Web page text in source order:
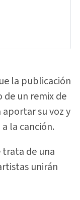
la publicación
un remix de
su voz y
la canción.
trata de una
unirán